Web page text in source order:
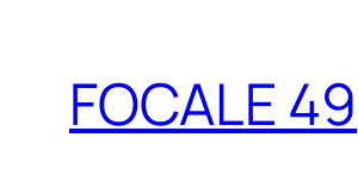
contenuFOCALE 49